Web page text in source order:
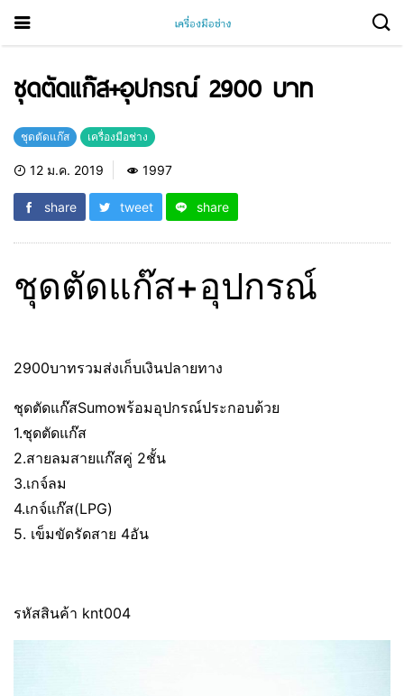
ชุดตัดแก๊ส​+อุปกรณ์ 2900 บาท
ชุดตัดแก๊ส เครื่องมือช่าง
12 ม.ค. 2019 1997
share tweet share
ชุดตัดแก๊ส​+อุปกรณ์
2900บาทรวมส่งเก็บเงินปลายทาง
ชุดตัดแก๊ส​Sumoพร้อมอุปกรณ์​ประกอบด้วย
1.ชุดตัดแก๊ส
2.สายลมสายแก๊ส​คู่​ 2ชั้น
3.เกจ์ลม
4.เกจ์แก๊ส​(LPG)
5. เข็มขัดรัดสาย​ 4อัน
รหัสสินค้า knt004